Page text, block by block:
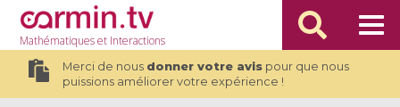
Mathématiqueset Interactions
Merci de nous donner votre avispour que nous
puissions améliorer votre expérience !